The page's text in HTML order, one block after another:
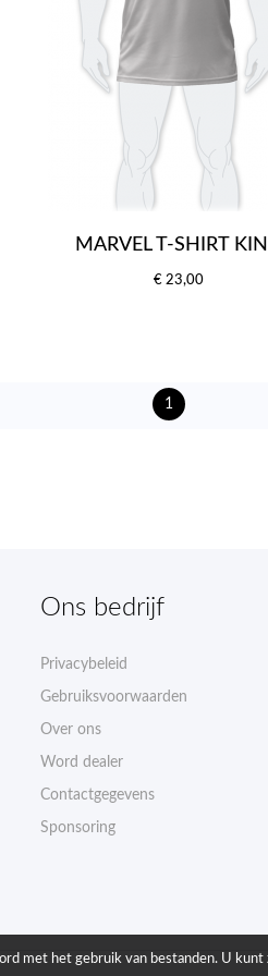
MARVEL T-SHIRT
€ 23,00
1
Ons bedrijf
Privacybeleid
Gebruiksvoorwaarden
Over ons
Word dealer
Contactgegevens
Sponsoring
met het gebruik van bestanden. U